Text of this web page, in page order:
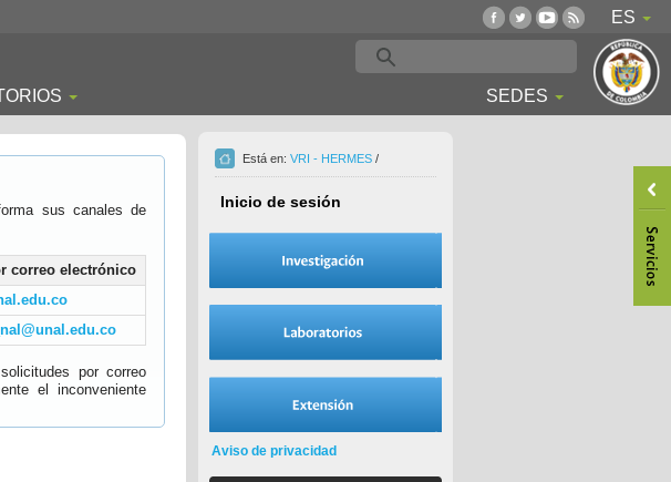
ES
SEDES
sus canales de
correo electrónico
por correo
el inconveniente
Está en: VRI - HERMES /
Inicio de sesión
Aviso de privacidad